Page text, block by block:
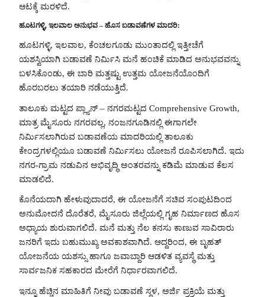
ಆಟಕ್ಕೆ ಮರಳಿದೆ.
ಹೂಟಗಳ್ಳಿ, ಇಲವಾಲ ಅನುಭವ – ಹೊಸ ಬಡಾವಣೆಗಳ ಮಾದರಿ:
ಹೂಟಗಳ್ಳಿ, ಇಲವಾಲ, ಕೆಂಚಲಗೂಡು ಮುಂತಾದಲ್ಲಿ ಇತ್ತೀಚೆಗೆ
ಯಶಸ್ವಿಯಾಗಿ ಬಡಾವಣೆ ನಿರ್ಮಿಸಿ ಮನೆ ಹಂಚಿಕೆ ಮಾಡಿದ ಅನುಭವವನ್ನು
ಬಳಸಿಕೊಂಡು, ಈ ಬಾರಿ ಮತ್ತಷ್ಟು ಉತ್ತಮ ಯೋಜನೆಯೊಂದಿಗೆ
ಹೊರಬರಲು ತಯಾರಿ ನಡೆಯುತ್ತಿದೆ.
ತಾಲೂಕು ಮಟ್ಟದ ಪ್ಲ್ಯಾನ್ – ನಗರಮಟ್ಟದ Comprehensive Growth,
ಮಾತ್ರ ಮೈಸೂರು ನಗರವಲ್ಲ, ನಂಜನಗೂಡಿನಲ್ಲಿ ಈಗಾಗಲೇ
ನಿರ್ಮಿಸಲಾಗಿರುವ ಬಡಾವಣೆಯ ಮಾದರಿಯಲ್ಲಿ ತಾಲೂಕು
ಕೇಂದ್ರಗಳಲ್ಲಿಯೂ ಬಡಾವಣೆ ನಿರ್ಮಿಸಲು ಯೋಜನೆ ರೂಪಿಸಲಾಗಿದೆ. ಇದು
ನಗರ-ಗ್ರಾಮ ನಡುವಿನ ಅಭಿವೃದ್ಧಿ ಅಂತರವನ್ನು ಕಡಿಮೆ ಮಾಡುವ ಕೆಲಸ
ಮಾಡಲಿದೆ.
ಕೊನೆಯದಾಗಿ ಹೇಳುವುದಾದರೆ, ಈ ಯೋಜನೆಗೆ ಸಚಿವ ಸಂಪುಟದಿಂದ
ಅನುಮೋದನೆ ದೊರೆತರೆ, ಮೈಸೂರು ಜಿಲ್ಲೆಯಲ್ಲಿ ಗೃಹ ನಿರ್ಮಾಣದ ಹೊಸ
ಅಧ್ಯಾಯ ಶುರುವಾಗಲಿದೆ. ಮನೆ ಮತ್ತು ನೆಲ ಕನಸು ಕಾಣುವ ಸಾವಿರಾರು
ಜನರಿಗೆ ಇದು ಬಹುಮುಖ್ಯ ಅವಕಾಶವಾಗಿದೆ. ಆದ್ದರಿಂದ, ಈ ಬೃಹತ್
ಯೋಜನೆಯ ಯಶಸ್ಸು ಹಾಗೂ ಜವಾಬ್ದಾರಿ ಆಡಳಿತ ವ್ಯವಸ್ಥೆ ಮತ್ತು
ಸಾರ್ವಜನಿಕ ಸಹಕಾರದ ಮೇರೆಗೆ ನಿರ್ಧಾರವಾಗಲಿದೆ.
ಇನ್ನೂ ಹೆಚ್ಚಿನ ಮಾಹಿತಿಗೆ ನೀವು ಬಡಾವಣೆ ಸ್ಥಳ, ಅರ್ಜಿ ಪ್ರಕ್ರಿಯೆ ಮತ್ತು